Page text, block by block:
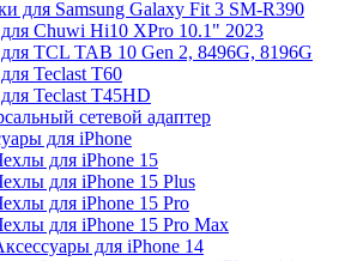
для Samsung Galaxy Fit 3 SM-R390
Chuwi Hi10 XPro 10.1" 2023
TCL TAB 10 Gen 2, 8496G, 8196G
Teclast T60
Teclast T45HD
сетевой адаптер
для iPhone
для iPhone 15
для iPhone 15 Plus
для iPhone 15 Pro
для iPhone 15 Pro Max
для iPhone 14